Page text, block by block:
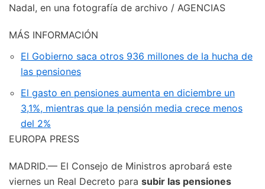
Nadal, en una fotografía de archivo / AGENCIAS
MÁS INFORMACIÓN
El Gobierno saca otros 936 millones de la hucha de
las pensiones
El gasto en pensiones aumenta en diciembre un
3,1%, mientras que la pensión media crece menos
del 2%
EUROPA PRESS
MADRID.— El Consejo de Ministros aprobará este
viernes un Real Decreto para subir las pensiones